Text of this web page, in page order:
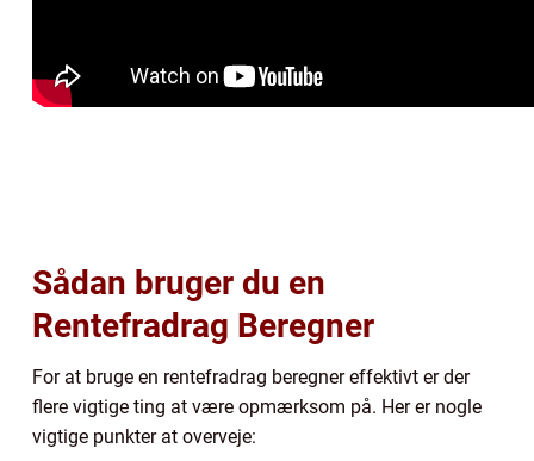
Sådan bruger du en
Rentefradrag Beregner
For at bruge en rentefradrag beregner effektivt er der
flere vigtige ting at være opmærksom på. Her er nogle
vigtige punkter at overveje: